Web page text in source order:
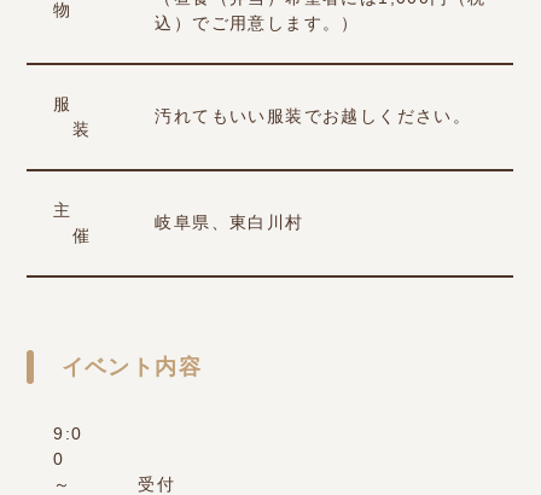
物
込）でご用意します。）
服
装
汚れてもいい服装でお越しください。
主
催
岐阜県、東白川村
イベント内容
9:0
0
～
受付